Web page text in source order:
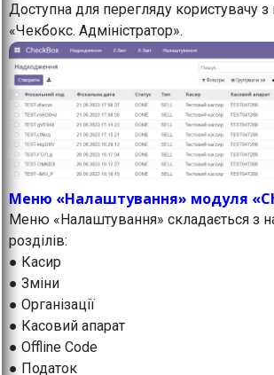
Доступна для перегляду користувачу
«Чекбокс. Адміністратор».
Меню «Налаштування» модуля
Меню «Налаштування» складається з
розділів:
● Касир
● Зміни
● Організації
● Касовий апарат
● Offline Code
● Податок